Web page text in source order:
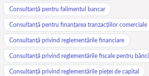
Consultanță pentru falimentul bancar
Consultanță pentru finanțarea tranzacțiilor comerciale
Consultanță privind reglementările financiare
Consultanță privind reglementările fiscale pentru bănci
Consultanță privind reglementările pieței de capital